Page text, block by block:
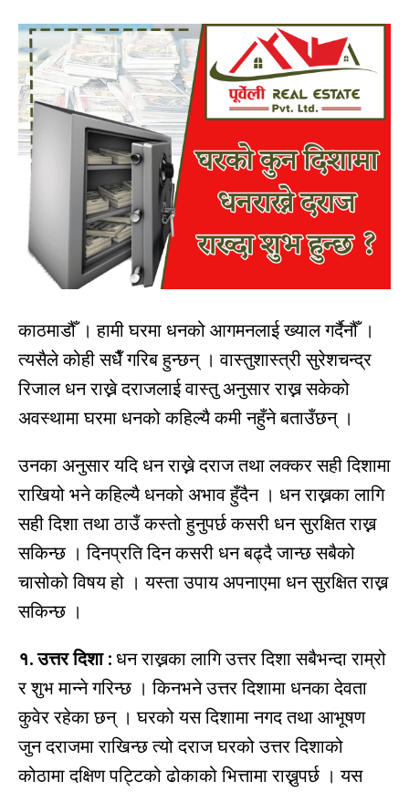
काठमाडौँ । हामी घरमा धनको आगमनलाई ख्याल गर्दैनौँ ।
त्यसैले कोही सधैँ गरिब हुन्छन् । वास्तुशास्त्री सुरेशचन्द्र
रिजाल धन राख्ने दराजलाई वास्तु अनुसार राख्न सकेको
अवस्थामा घरमा धनको कहिल्यै कमी नहुँने बताउँछन् ।
उनका अनुसार यदि धन राख्ने दराज तथा लक्कर सही दिशामा
राखियो भने कहिल्यै धनको अभाव हुँदैन । धन राख्नका लागि
सही दिशा तथा ठाउँ कस्तो हुनुपर्छ कसरी धन सुरक्षित राख्न
सकिन्छ । दिनप्रति दिन कसरी धन बढ्दै जान्छ सबैको
चासोको विषय हो । यस्ता उपाय अपनाएमा धन सुरक्षित राख्न
सकिन्छ ।
१. उत्तर दिशा : धन राख्नका लागि उत्तर दिशा सबैभन्दा राम्रो
र शुभ मान्ने गरिन्छ । किनभने उत्तर दिशामा धनका देवता
कुवेर रहेका छन् । घरको यस दिशामा नगद तथा आभूषण
जुन दराजमा राखिन्छ त्यो दराज घरको उत्तर दिशाको
कोठामा दक्षिण पट्टिको ढोकाको भित्तामा राख्नुपर्छ । यस